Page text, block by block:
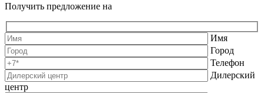
Получить предложение на
Имя
Город
Телефон
Дилерский
центр